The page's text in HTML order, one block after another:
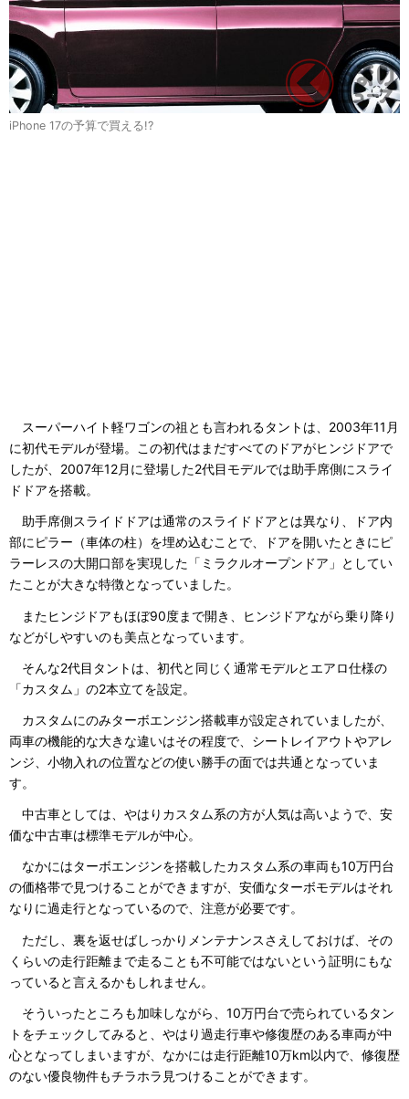
iPhone 17の予算で買える!?
スーパーハイト軽ワゴンの祖とも言われるタントは、2003年11月
に初代モデルが登場。この初代はまだすべてのドアがヒンジドアで
したが、2007年12月に登場した2代目モデルでは助手席側にスライ
ドドアを搭載。
助手席側スライドドアは通常のスライドドアとは異なり、ドア内
部にピラー（車体の柱）を埋め込むことで、ドアを開いたときにピ
ラーレスの大開口部を実現した「ミラクルオープンドア」としてい
たことが大きな特徴となっていました。
またヒンジドアもほぼ90度まで開き、ヒンジドアながら乗り降り
などがしやすいのも美点となっています。
そんな2代目タントは、初代と同じく通常モデルとエアロ仕様の
「カスタム」の2本立てを設定。
カスタムにのみターボエンジン搭載車が設定されていましたが、
両車の機能的な大きな違いはその程度で、シートレイアウトやアレ
ンジ、小物入れの位置などの使い勝手の面では共通となっていま
す。
中古車としては、やはりカスタム系の方が人気は高いようで、安
価な中古車は標準モデルが中心。
なかにはターボエンジンを搭載したカスタム系の車両も10万円台
の価格帯で見つけることができますが、安価なターボモデルはそれ
なりに過走行となっているので、注意が必要です。
ただし、裏を返せばしっかりメンテナンスさえしておけば、その
くらいの走行距離まで走ることも不可能ではないという証明にもな
っていると言えるかもしれません。
そういったところも加味しながら、10万円台で売られているタン
トをチェックしてみると、やはり過走行車や修復歴のある車両が中
心となってしまいますが、なかには走行距離10万km以内で、修復歴
のない優良物件もチラホラ見つけることができます。